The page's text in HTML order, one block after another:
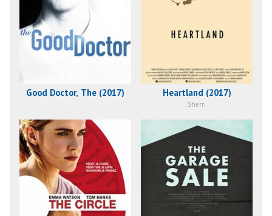
Good Doctor, The (2017) Heartland (2017)
Sherri